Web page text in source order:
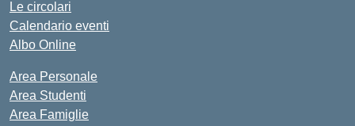
Le circolari
Calendario eventi
Albo Online
Area Personale
Area Studenti
Area Famiglie